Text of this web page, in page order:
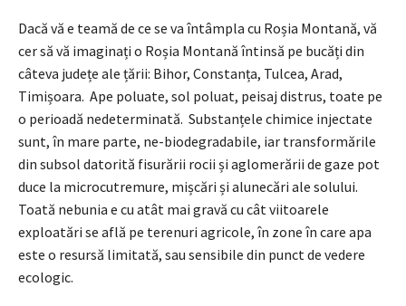
Dacă vă e teamă de ce se va întâmpla cu Roșia Montană, vă
cer să vă imaginați o Roșia Montană întinsă pe bucăți din
câteva județe ale țării: Bihor, Constanța, Tulcea, Arad,
Timișoara. Ape poluate, sol poluat, peisaj distrus, toate pe
o perioadă nedeterminată. Substanțele chimice injectate
sunt, în mare parte, ne-biodegradabile, iar transformările
din subsol datorită fisurării rocii și aglomerării de gaze pot
duce la microcutremure, mișcări și alunecări ale solului.
Toată nebunia e cu atât mai gravă cu cât viitoarele
exploatări se află pe terenuri agricole, în zone în care apa
este o resursă limitată, sau sensibile din punct de vedere
ecologic.